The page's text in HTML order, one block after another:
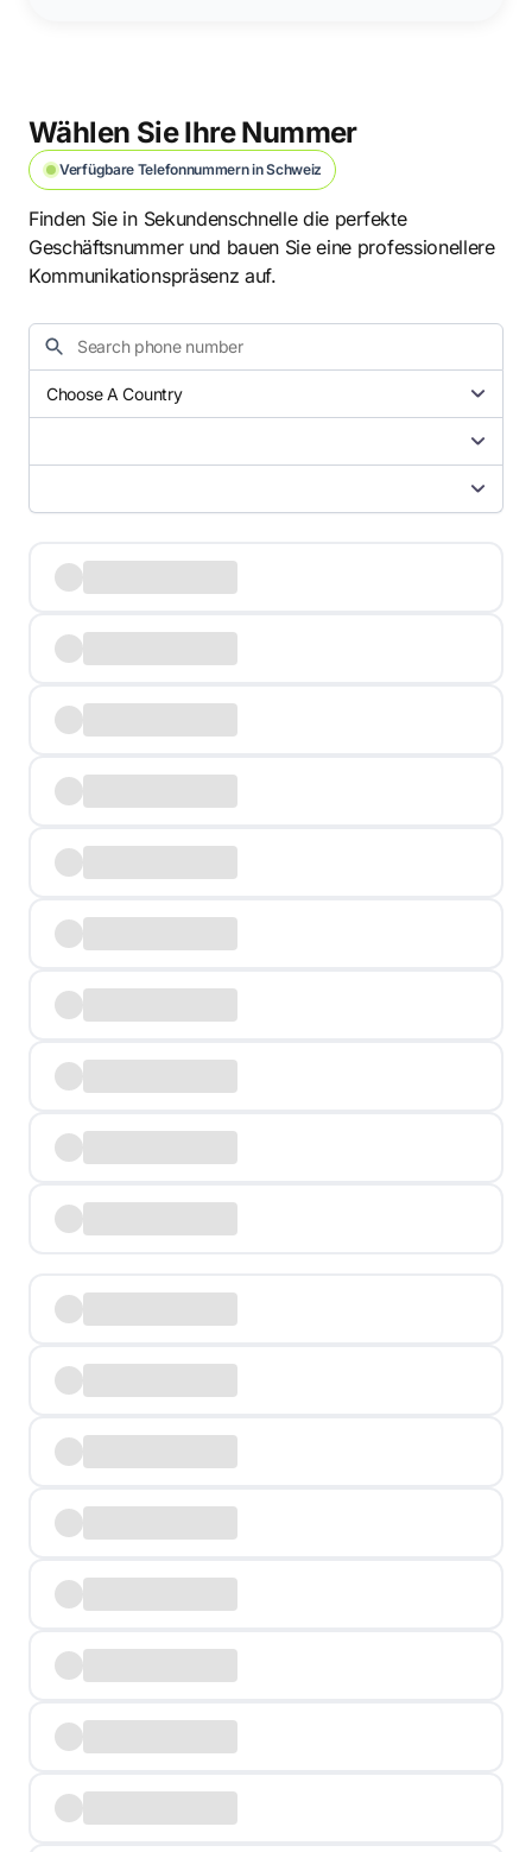
Wählen Sie Ihre Nummer
Verfügbare Telefonnummern in Schweiz
Finden Sie in Sekundenschnelle die perfekte
Geschäftsnummer und bauen Sie eine professionellere
Kommunikationspräsenz auf.
Choose A Country